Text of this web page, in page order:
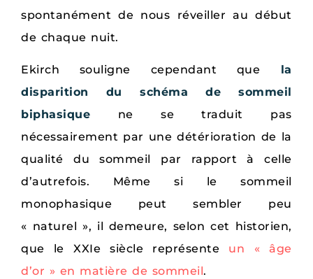
spontanément de nous réveiller au début
de chaque nuit.
Ekirch souligne cependant que la
disparition du schéma de sommeil
biphasique ne se traduit pas
nécessairement par une détérioration de la
qualité du sommeil par rapport à celle
d’autrefois. Même si le sommeil
monophasique peut sembler peu
« naturel », il demeure, selon cet historien,
que le XXIe siècle représente un « âge
d’or » en matière de sommeil.